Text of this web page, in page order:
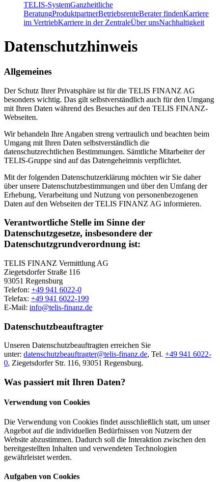
TELIS-SystemGanzheitliche
BeratungProduktpartnerBetriebsrenteBerater findenKarriere
im VertriebKarriere in der ZentraleÜber unsNachhaltigkeit
Datenschutzhinweis
Allgemeines
Der Schutz Ihrer Privatsphäre ist für die TELIS FINANZ AG
besonders wichtig. Das gilt selbstverständlich auch für den Umgang
mit Ihren Daten während des Besuches auf den TELIS FINANZ-
Webseiten.
Wir behandeln Ihre Angaben streng vertraulich und beachten beim
Umgang mit Ihren Daten selbstverständlich die
datenschutzrechtlichen Bestimmungen. Sämtliche Mitarbeiter der
TELIS-Gruppe sind auf das Datengeheimnis verpflichtet.
Mit der folgenden Datenschutzerklärung möchten wir Sie daher
über unsere Datenschutzbestimmungen und über den Umfang der
Erhebung, Verarbeitung und Nutzung von personenbezogenen
Daten auf den Webseiten der TELIS FINANZ AG informieren.
Verantwortliche Stelle im Sinne der
Datenschutzgesetze, insbesondere der
Datenschutzgrundverordnung ist:
TELIS FINANZ Vermittlung AG
Ziegetsdorfer Straße 116
93051 Regensburg
Telefon: +49 941 6022-0
Telefax: +49 941 6022-199
E-Mail: info@telis-finanz.de
Datenschutzbeauftragter
Unseren Datenschutzbeauftragten erreichen Sie
unter: datenschutzbeauftragter@telis-finanz.de, Tel. +49 941 6022-
0, Ziegetsdorfer Str. 116, 93051 Regensburg.
Was passiert mit Ihren Daten?
Verwendung von Cookies
Die Verwendung von Cookies findet ausschließlich statt, um unser
Angebot auf die individuellen Bedürfnissen von Nutzern der
Website abzustimmen. Dadurch soll die Interaktion zwischen den
bereitgestellten Inhalten und verwendeten Technologien
gewährleistet werden.
Aufgaben von Cookies